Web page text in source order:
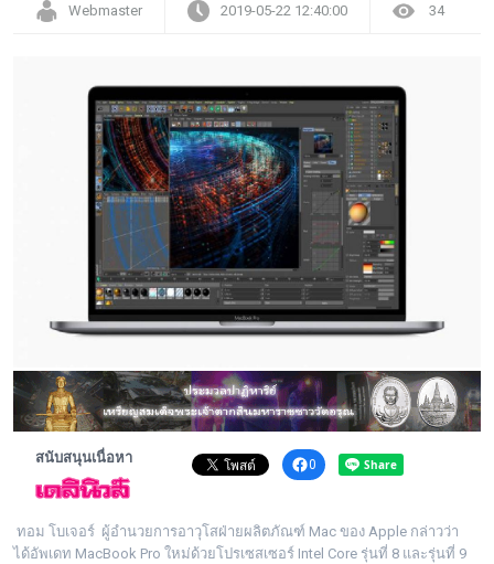
วาไรตี้
ไลฟ์สไตล์
สังคมออนไลน์
พระดอทกะฉ่อน
กะฉ่อนช้อปปิ้ง
ติดต่อ
Webmaster 2019-05-22 12:40:00 34
สนับสนุนเนื่อหา 0
ทอม โบเจอร์ ผู้อำนวยการอาวุโสฝ่ายผลิตภัณฑ์ Mac ของ Apple กล่าวว่า
ได้อัพเดท MacBook Pro ใหม่ด้วยโปรเซสเซอร์ Intel Core รุ่นที่ 8 และรุ่นที่ 9